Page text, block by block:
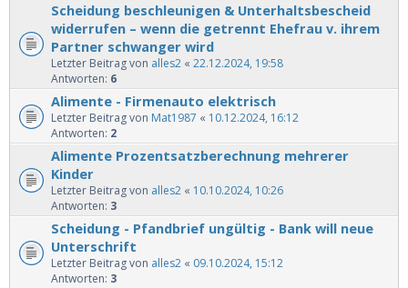
Scheidung beschleunigen & Unterhaltsbescheid
widerrufen – wenn die getrennt Ehefrau v. ihrem
Partner schwanger wird
Letzter Beitrag von alles2 « 22.12.2024, 19:58
Antworten: 6
Alimente - Firmenauto elektrisch
Letzter Beitrag von Mat1987 « 10.12.2024, 16:12
Antworten: 2
Alimente Prozentsatzberechnung mehrerer
Kinder
Letzter Beitrag von alles2 « 10.10.2024, 10:26
Antworten: 3
Scheidung - Pfandbrief ungültig - Bank will neue
Unterschrift
Letzter Beitrag von alles2 « 09.10.2024, 15:12
Antworten: 3